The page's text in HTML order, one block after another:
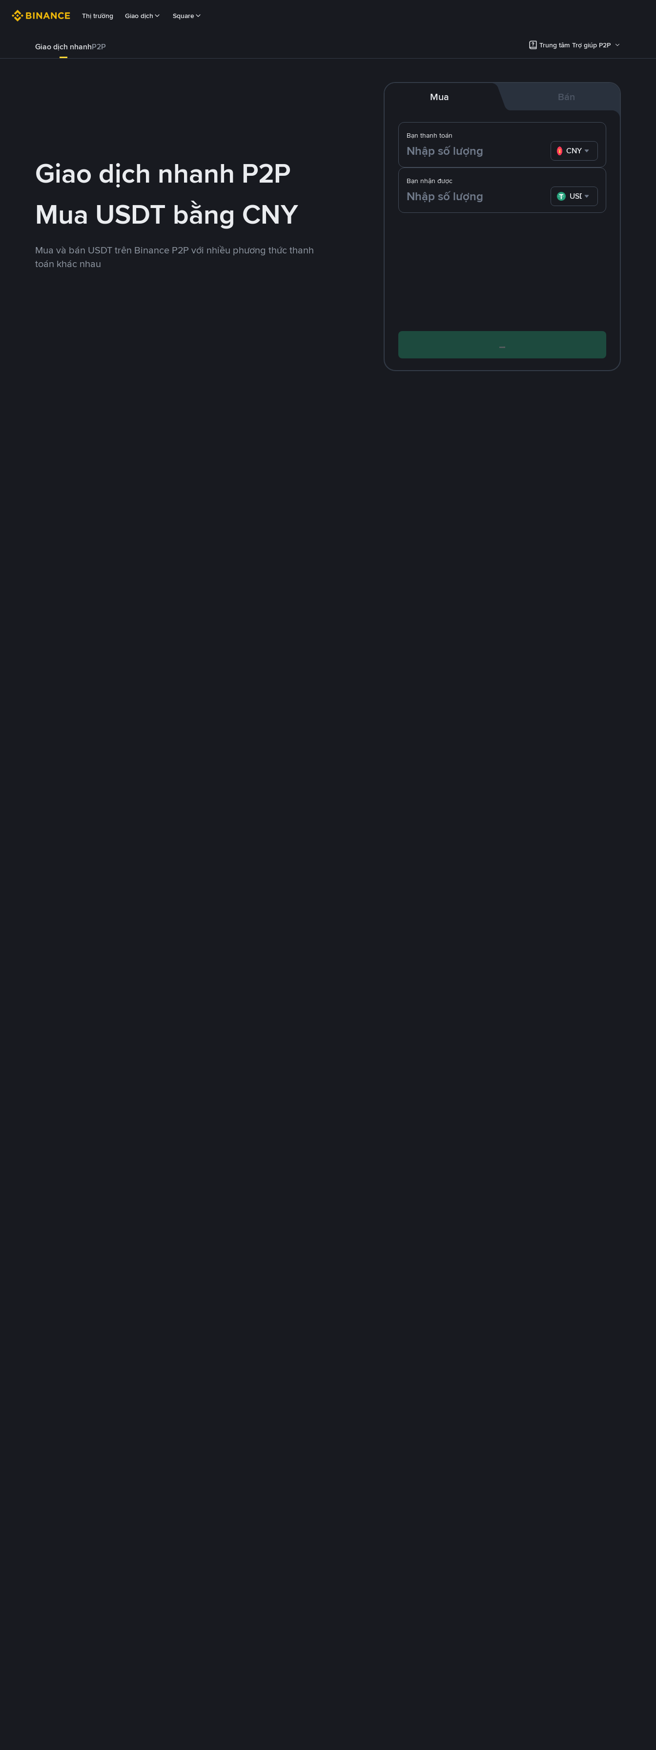
Thị trường Giao dịch Square
Giao dịch nhanhP2P Trung tâm Trợ giúp P2P
Giao dịch nhanh P2P
Mua USDT bằng CNY
Mua và bán USDT trên Binance P2P với nhiều phương thức thanh
toán khác nhau
Mua Bán
Bạn thanh toán
CNY
Bạn nhận được
USDT